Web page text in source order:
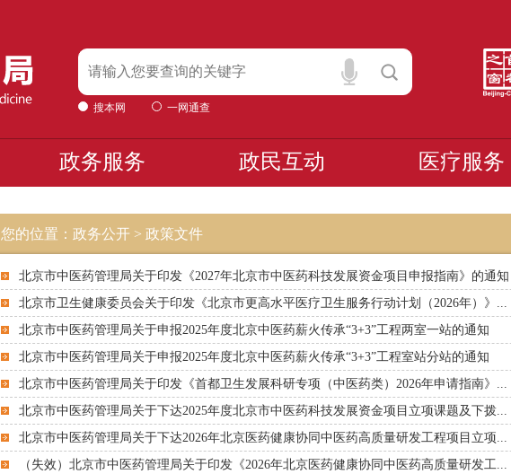
搜本网 一网通查
政务服务 政民互动 医疗服务
您的位置：政务公开 > 政策文件
北京市中医药管理局关于印发《2027年北京市中医药科技发展资金项目申报指南》的通知
北京市卫生健康委员会关于印发《北京市更高水平医疗卫生服务行动计划（2026年）》...
北京市中医药管理局关于申报2025年度北京中医药薪火传承“3+3”工程两室一站的通知
北京市中医药管理局关于申报2025年度北京中医药薪火传承“3+3”工程室站分站的通知
北京市中医药管理局关于印发《首都卫生发展科研专项（中医药类）2026年申请指南》...
北京市中医药管理局关于下达2025年度北京市中医药科技发展资金项目立项课题及下拨...
北京市中医药管理局关于下达2026年北京医药健康协同中医药高质量研发工程项目立项...
（失效）北京市中医药管理局关于印发《2026年北京医药健康协同中医药高质量研发工...